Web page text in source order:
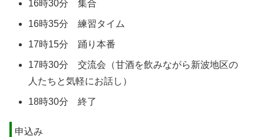
16時30分 集合
16時35分 練習タイム
17時15分 踊り本番
17時30分 交流会（甘酒を飲みながら新波地区の
人たちと気軽にお話し）
18時30分 終了
申込み